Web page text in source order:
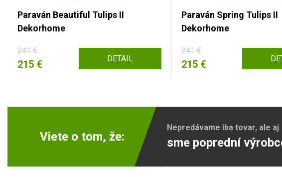
Paraván Beautiful Tulips II
Dekorhome
241 €
215 € DETAIL
Paraván Spring Tulips II
Dekorhome
241 €
215 €
Viete o tom, že:
Nepredávame iba tovar, ale aj
sme poprední